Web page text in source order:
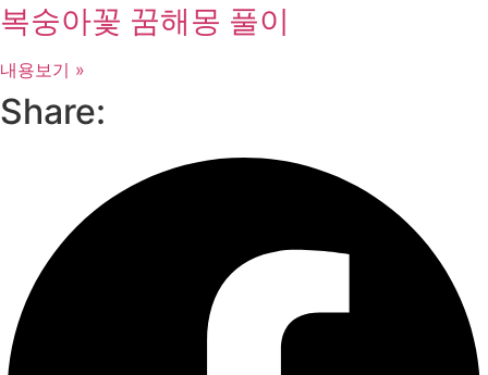
복숭아꽃 꿈해몽 풀이
내용보기 »
Share: